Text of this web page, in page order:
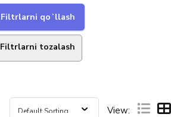
Filtrlarni tozalash
View: